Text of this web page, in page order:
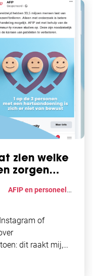
zien welke
zorgen
én
met
AFIP en personeel ,
of
dit raakt mij,
CIRCULAR-